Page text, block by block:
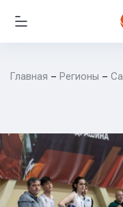
Главная Регионы